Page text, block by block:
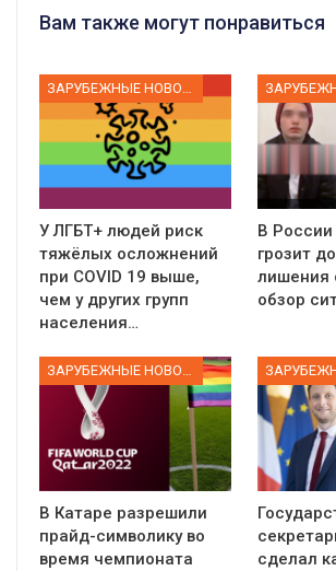
Вам также могут понравиться
У ЛГБТ+ людей риск
тяжёлых осложнений
при COVID 19 выше,
чем у других групп
населения…
В России
грозит
лишения
обзор
В Катаре разрешили
прайд-символику во
время чемпионата
сделал